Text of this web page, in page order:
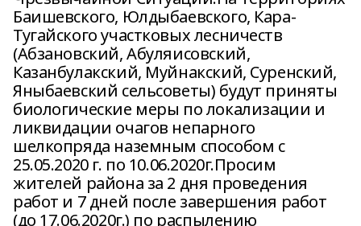
Баишевского, Юлдыбаевского, Кара-
Тугайского участковых лесничеств
(Абзановский, Абуляисовский,
Казанбулакский, Муйнакский, Суренский,
Яныбаевский сельсоветы) будут приняты
биологические меры по локализации и
ликвидации очагов непарного
шелкопряда наземным способом с
25.05.2020 г. по 10.06.2020г.Просим
жителей района за 2 дня проведения
работ и 7 дней после завершения работ
(до 17.06.2020г.) по распылению